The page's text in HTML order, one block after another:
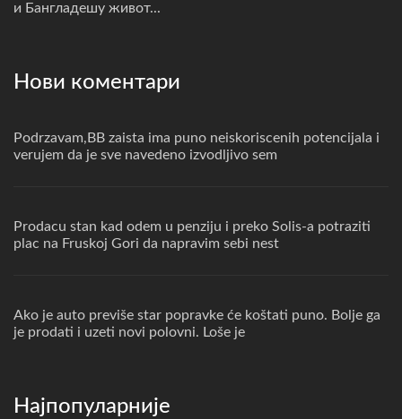
и Бангладешу живот...
Нови коментари
Podrzavam,BB zaista ima puno neiskoriscenih potencijala i
verujem da je sve navedeno izvodljivo sem
Prodacu stan kad odem u penziju i preko Solis-a potraziti
plac na Fruskoj Gori da napravim sebi nest
Ako je auto previše star popravke će koštati puno. Bolje ga
je prodati i uzeti novi polovni. Loše je
Најпопуларније